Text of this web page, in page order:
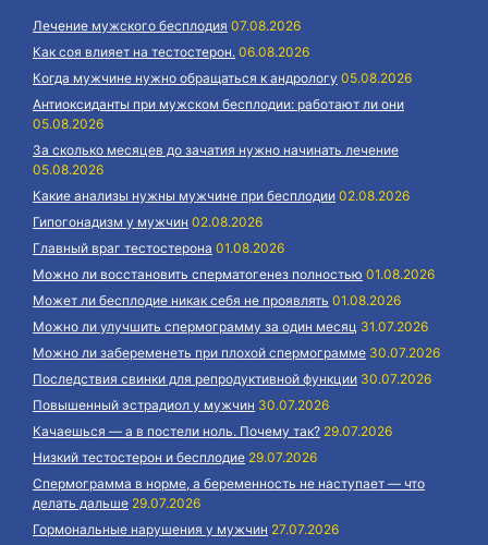
Лечение мужского бесплодия 07.08.2026
Как соя влияет на тестостерон. 06.08.2026
Когда мужчине нужно обращаться к андрологу 05.08.2026
Антиоксиданты при мужском бесплодии: работают ли они
05.08.2026
За сколько месяцев до зачатия нужно начинать лечение
05.08.2026
Какие анализы нужны мужчине при бесплодии 02.08.2026
Гипогонадизм у мужчин 02.08.2026
Главный враг тестостерона 01.08.2026
Можно ли восстановить сперматогенез полностью 01.08.2026
Может ли бесплодие никак себя не проявлять 01.08.2026
Можно ли улучшить спермограмму за один месяц 31.07.2026
Можно ли забеременеть при плохой спермограмме 30.07.2026
Последствия свинки для репродуктивной функции 30.07.2026
Повышенный эстрадиол у мужчин 30.07.2026
Качаешься — а в постели ноль. Почему так? 29.07.2026
Низкий тестостерон и бесплодие 29.07.2026
Спермограмма в норме, а беременность не наступает — что
делать дальше 29.07.2026
Гормональные нарушения у мужчин 27.07.2026